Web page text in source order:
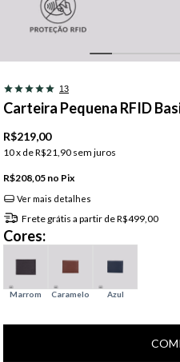
13
Carteira Pequena RFID
R$219,00
10x deR$21,90 sem juros
R$208,05 Pix
Ver mais detalhes
Frete grátis a partir deR$499,00
Cores: